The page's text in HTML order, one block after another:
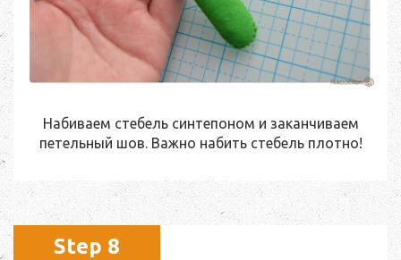
Набиваем стебель синтепоном и заканчиваем
петельный шов. Важно набить стебель плотно!
Step 8